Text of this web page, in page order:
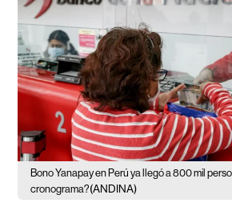
Bono Yanapay en Perú ya llegó a 800 mil
cronograma?(ANDINA)